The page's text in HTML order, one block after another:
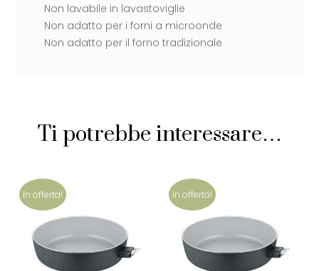
Non lavabile in lavastoviglie
Non adatto per i forni a microonde
Non adatto per il forno tradizionale
Ti potrebbe interessare…
In offerta! In offerta!